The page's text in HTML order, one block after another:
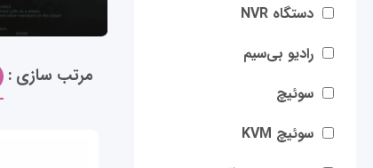
دستگاه NVR
رادیو بی‌سیم
سوئیچ
سوئیچ KVM
مرتب سازی :